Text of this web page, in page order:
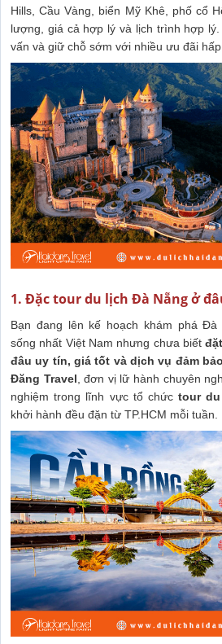
Hills, Cầu Vàng, biển Mỹ Khê, phố cổ
lượng, giá cả hợp lý và lịch trình hợp
vấn và giữ chỗ sớm với nhiều ưu đãi
1. Đặc tour du lịch Đà Nẵng ở
Bạn đang lên kế hoạch khám phá
sống nhất Việt Nam nhưng chưa biết
đâu uy tín, giá tốt và dịch vụ đảm bảo
Đăng Travel , đơn vị lữ hành chuyên
nghiệm trong lĩnh vực tổ chức tour
khởi hành đều đặn từ TP.HCM mỗi tuần.